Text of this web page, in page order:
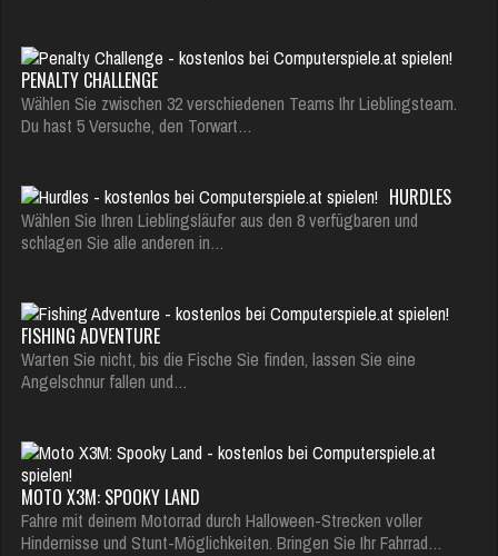
PENALTY CHALLENGE
Wählen Sie zwischen 32 verschiedenen Teams Ihr Lieblingsteam.
Du hast 5 Versuche, den Torwart…
HURDLES
Wählen Sie Ihren Lieblingsläufer aus den 8 verfügbaren und
schlagen Sie alle anderen in…
FISHING ADVENTURE
Warten Sie nicht, bis die Fische Sie finden, lassen Sie eine
Angelschnur fallen und…
MOTO X3M: SPOOKY LAND
Fahre mit deinem Motorrad durch Halloween-Strecken voller
Hindernisse und Stunt-Möglichkeiten. Bringen Sie Ihr Fahrrad…